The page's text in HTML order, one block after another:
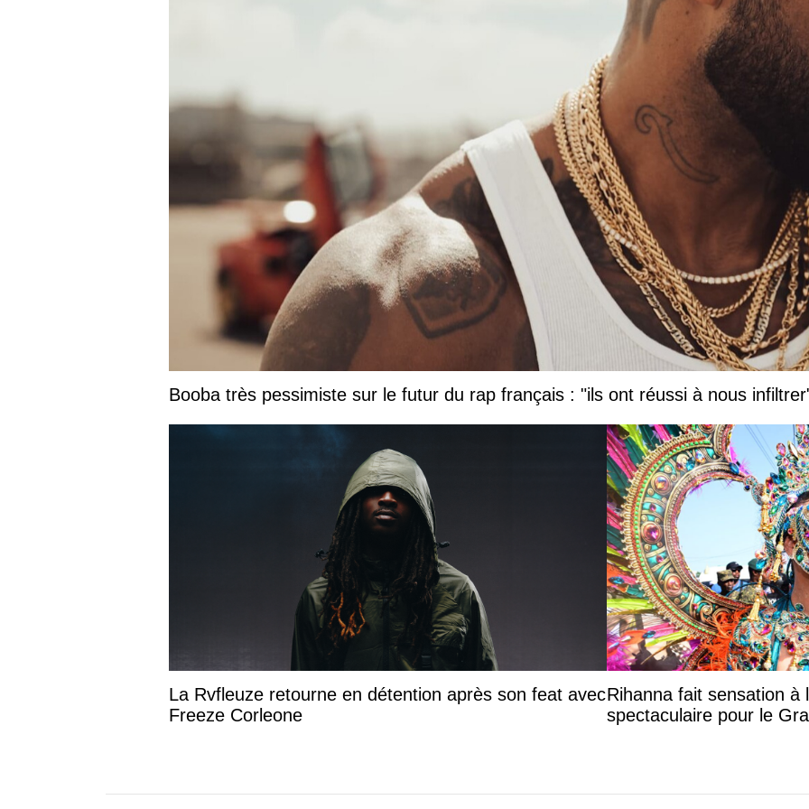
Booba très pessimiste sur le futur du rap français : "ils ont réussi à nous
La Rvfleuze retourne en détention après son feat avec
Freeze Corleone
Rihanna fait sensation à
spectaculaire pour le